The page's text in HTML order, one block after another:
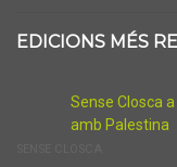
EDICIONS MÉS
Sense Closca
amb Palestina